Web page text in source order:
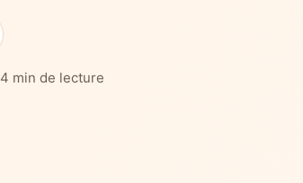
4 min de lecture